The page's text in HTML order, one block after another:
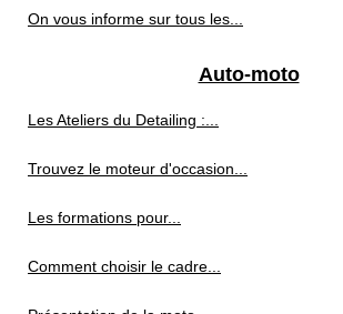
On vous informe sur tous les...
Auto-moto
Les Ateliers du Detailing :...
Trouvez le moteur d'occasion...
Les formations pour...
Comment choisir le cadre...